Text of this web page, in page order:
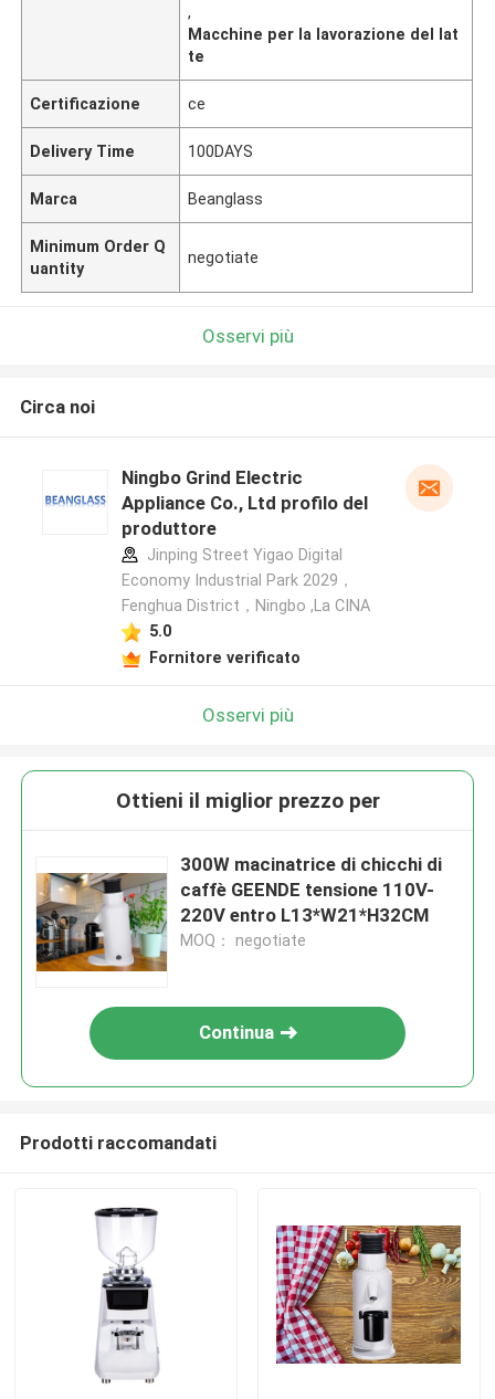
,
Macchine per la lavorazione del lat
te
Certificazione ce
Delivery Time 100DAYS
Marca Beanglass
Minimum Order Q
uantity
negotiate
Osservi più
Circa noi
Ningbo Grind Electric
Appliance Co., Ltd profilo del
produttore
Jinping Street Yigao Digital
Economy Industrial Park 2029，
Fenghua District，Ningbo ,La CINA
5.0
Fornitore verificato
Osservi più
Ottieni il miglior prezzo per
300W macinatrice di chicchi di
caffè GEENDE tensione 110V-
220V entro L13*W21*H32CM
MOQ： negotiate
Continua
Prodotti raccomandati